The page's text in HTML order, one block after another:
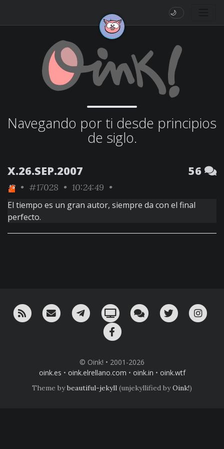
🌙
Navegando por ti desde principios
de siglo.
X.26.SEP.2007 56
• #17028 • 10:24:49 •
El tiempo es un gran autor, siempre da con el final
perfecto.
RSS ¡Mándame un email!¡Nuestro canal en Telegram!
Oink! TV Charla con nosotros
Twitter
© Oink! • 2001-2026
oink.es • oink.elrellano.com • oink.in • oink.wtf
Theme bybeautiful-jekyll (unjekyllified byOink!)